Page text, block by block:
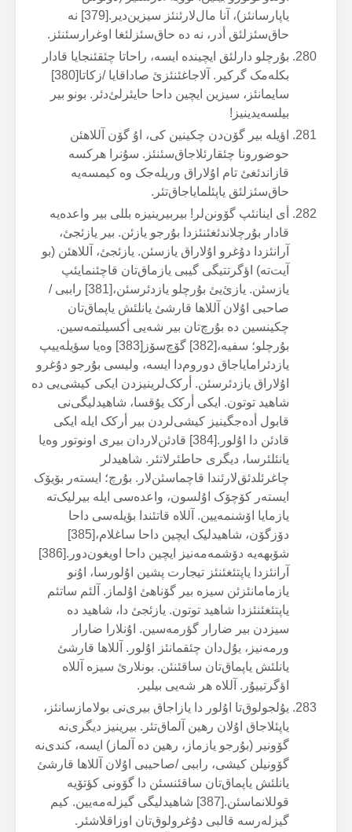
یاپارسانئز)، آنا مال‌لارئنئز سیزین‌دیر.[379] نە
حاق‌سئزلئق أدر، نە دە حاق‌سئزلئغا اوغرارسئنئز.
بۇرچلو دارلئق ایچیندە ایسە، راحاتا چئقئنجایا قادار
بکلەمک گرکیر. آلاجاغئنئزئ صاداقایا /زکاتا[380]
سایمانئز، سیزین ایچین داحا حایئرلئ‌دئر. بونو بیر
بیلسەیدینیز!
اؤیلە بیر گۆن‌دن چکینین کی، اۇ گۆن آللاهئن
حوضورونا چئقارئلاجاق‌سئنئز. سۇنرا هرکسە
قازاندئغئ تام اۇلاراق وریلەجک وە کیمسەیە
حاق‌سئزلئق یاپئلمایاجاق‌تئر.
أی اینانئپ گۆونن‌لر! بیربیرینیزە بللی بیر واعدەیە
قادار بۇرچلاندئغئنئزدا بۇرجو یازئن. بیر یازئجئ،
آرانئزدا دۇغرو اۇلاراق یازسئن. یازئجئ، آللاهئن (بو
آیت‌تە) اؤگرتتیگی گیبی یازماق‌تان قاچئنمایئپ
یازسئن. یازئ‌یئ بۇرچلو یازدئرسئن،[381] راببی /
صاحبی اۇلان آللاها قارشئ یانلئش یاپماق‌تان
چکینسین دە بۇرچ‌تان بیر شەیی أکسیلتمەسین.
بۇرچلو؛ سفیە،[382] گۆچ‌سۆز[383] وەیا سؤیلەییپ
یازدئرامایاجاق دوروم‌دا ایسە، ولیسی بۇرجو دۇغرو
اۇلاراق یازدئرسئن. أرکک‌لرینیزدن ایکی کیشی‌یی دە
شاهید توتون. ایکی أرکک یۇقسا، شاهیدلیگی‌نی
قابول أدەجگینیز کیشی‌لردن بیر أرکک ایلە ایکی
قادئن دا اۇلور.[384] قادئن‌لاردان بیری اونوتور وەیا
یانئلئرسا، دیگری حاطئرلاتئر. شاهیدلر
چاغرئلدئق‌لارئندا قاچماسئن‌لار. بۇرچ؛ ایستەر بۆیۆک
ایستەر کۆچۆک اۇلسون، واعدەسی ایلە بیرلیک‌تە
یازمایا اۆشنمەیین. آللاە قاتئندا بؤیلەسی داحا
دۆزگۆن، شاهیدلیک ایچین داحا ساغلام،[385]
شۆبهەیە دۆشمەمەنیز ایچین داحا اویغون‌دور.[386]
آرانئزدا یاپتئغئنئز تیجارت پشین اۇلورسا، اۇنو
یازمامانئزئن سیزە بیر گۆناهئ اۇلماز. آلئم ساتئم
یاپتئغئنئزدا شاهید توتون. یازئجئ دا، شاهید دە
سیزدن بیر ضارار گؤرمەسین. اۇنلارا ضارار
ورمەنیز، یۇل‌دان چئقمانئز اۇلور. آللاها قارشئ
یانلئش یاپماق‌تان ساقئنئن. بونلارئ سیزە آللاە
اؤگرتییۇر. آللاە هر شەیی بیلیر.
یۇلجولوق‌تا اۇلور دا یازاجاق بیری‌نی بولامازسانئز،
یاپئلاجاق اۇلان رهین آلماق‌تئر. بیرینیز دیگری‌نە
گۆونیر (بۇرجو یازماز، رهین دە آلماز) ایسە، کندی‌نە
گۆونیلن کیشی، راببی /صاحیبی اۇلان آللاها قارشئ
یانلئش یاپماق‌تان ساقئنسئن دا گۆونی کؤتۆیە
قوللانماسئن.[387] شاهیدلیگی گیزلەمەیین. کیم
گیزلەرسە قالبی دۇغرولوق‌تان اوزاقلاشئر.